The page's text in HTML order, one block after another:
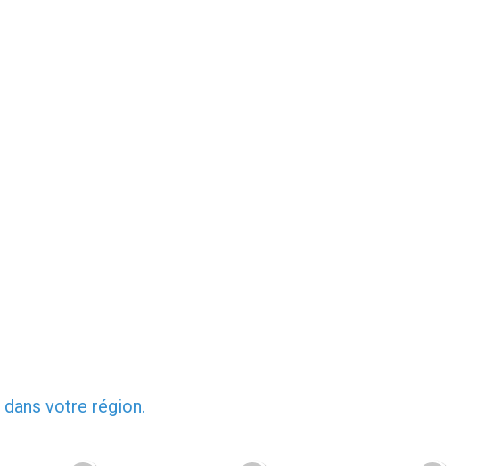
dans votre région.